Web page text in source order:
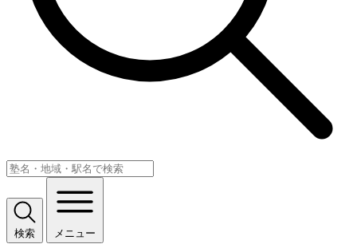
検索 メニュー